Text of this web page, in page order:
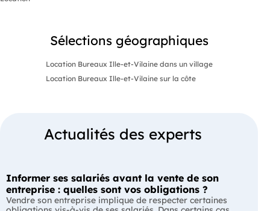
Sélections géographiques
Location Bureaux Ille-et-Vilaine dans un village
Location Bureaux Ille-et-Vilaine sur la côte
Actualités des experts
Informer ses salariés avant la vente de son
entreprise : quelles sont vos obligations ?
Vendre son entreprise implique de respecter certaines